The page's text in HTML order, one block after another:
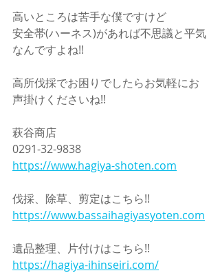
高いところは苦手な僕ですけど
安全帯(ハーネス)があれば不思議と平気
なんですよね!!
高所伐採でお困りでしたらお気軽にお
声掛けくださいね!!
萩谷商店
0291-32-9838
https://www.hagiya-shoten.com
伐採、除草、剪定はこちら!!
https://www.bassaihagiyasyoten.com
遺品整理、片付けはこちら!!
https://hagiya-ihinseiri.com/